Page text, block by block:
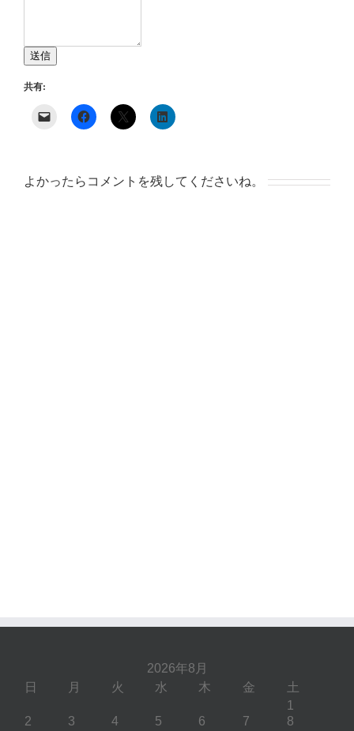
送信
共有:
よかったらコメントを残してくださいね。
2026年8月
日
月 火 水 木 金
土
1
2
3 4 5 6 7
8